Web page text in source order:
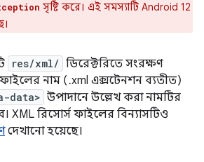
সৃষ্টি করে। এই সমস্যাটি Android 12
res/xml/ ডিরেক্টরিতে সংরক্ষণ
নাম (.xml এক্সটেনশন ব্যতীত)
data> উপাদানে উল্লেখ করা নামটির
XML রিসোর্স ফাইলের বিন্যাসটিও
দেখানো হয়েছে।